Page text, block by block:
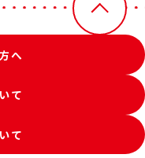
へ
て
て